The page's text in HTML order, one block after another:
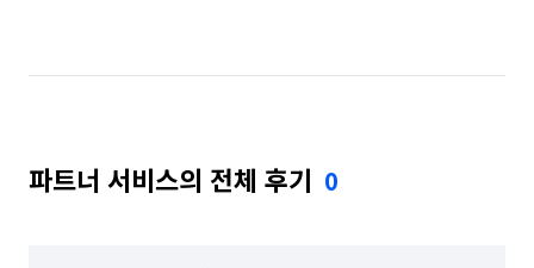
파트너 서비스의 전체 후기 0